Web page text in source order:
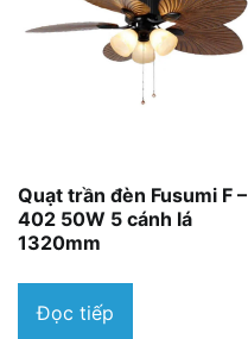
Quạt trần đèn Fusumi F –
402 50W 5 cánh lá
1320mm
Đọc tiếp